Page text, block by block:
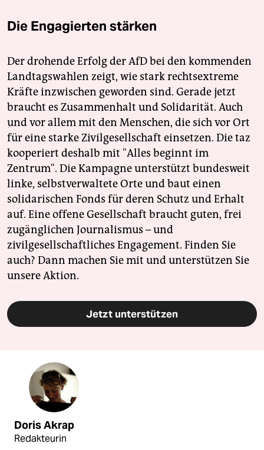
Die Engagierten stärken
Der drohende Erfolg der AfD bei den kommenden
Landtagswahlen zeigt, wie stark rechtsextreme
Kräfte inzwischen geworden sind. Gerade jetzt
braucht es Zusammenhalt und Solidarität. Auch
und vor allem mit den Menschen, die sich vor Ort
für eine starke Zivilgesellschaft einsetzen. Die taz
kooperiert deshalb mit "Alles beginnt im
Zentrum". Die Kampagne unterstützt bundesweit
linke, selbstverwaltete Orte und baut einen
solidarischen Fonds für deren Schutz und Erhalt
auf. Eine offene Gesellschaft braucht guten, frei
zugänglichen Journalismus – und
zivilgesellschaftliches Engagement. Finden Sie
auch? Dann machen Sie mit und unterstützen Sie
unsere Aktion.
Jetzt unterstützen
Doris Akrap
Redakteurin